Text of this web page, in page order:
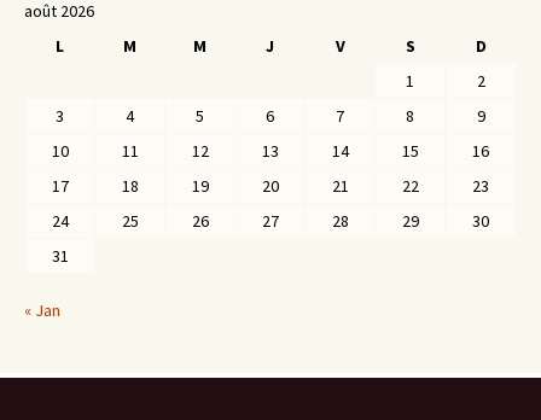
août 2026
L
M M J V S
D
1
2
3
4 5 6 7 8
9
10
11 12 13 14 15
16
17
18 19 20 21 22
23
24
25 26 27 28 29
30
31
« Jan